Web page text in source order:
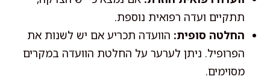
תתקיים ועדה רפואית נוספת.
החלטה סופית: הוועדה תכריע אם יש לשנות את
הפרופיל. ניתן לערער על החלטת הוועדה במקרים
מסוימים.